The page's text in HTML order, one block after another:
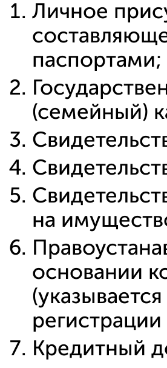
Личное
паспортами;
(семейный)
на
основании
Кредитный